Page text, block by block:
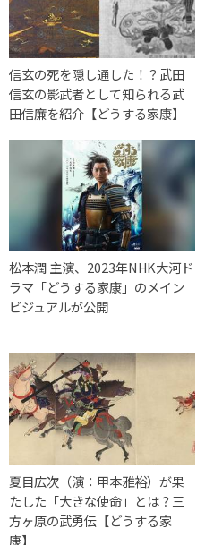
信玄の死を隠し通した！？武田
信玄の影武者として知られる武
田信廉を紹介【どうする家康】
松本潤 主演、2023年NHK大河ド
ラマ「どうする家康」のメイン
ビジュアルが公開
夏目広次（演：甲本雅裕）が果
たした「大きな使命」とは？三
方ヶ原の武勇伝【どうする家
康】